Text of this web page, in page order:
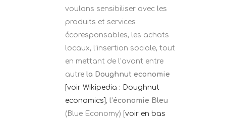
voulons sensibiliser avec les
produits et services
écoresponsables, les achats
locaux, l’insertion sociale, tout
en mettant de l’avant entre
autre la Doughnut economie
[voir Wikipedia : Doughnut
economics] , l’économie Bleu
(Blue Economy) [ voir en bas